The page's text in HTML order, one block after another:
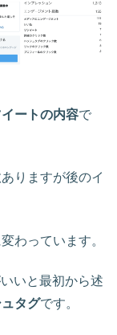
イートの内容で
りますが後のイ
わっています。
いと最初から述
タグです。